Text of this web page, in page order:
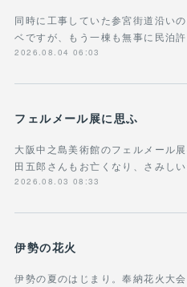
同時に工事していた参宮街道沿い
ベですが、もう一棟も無事に民泊
2026.08.04 06:03
フェルメール展に思ふ
大阪中之島美術館のフェルメール
田五郎さんもお亡くなり、さみし
2026.08.03 08:33
伊勢の花火
伊勢の夏のはじまり。奉納花火大